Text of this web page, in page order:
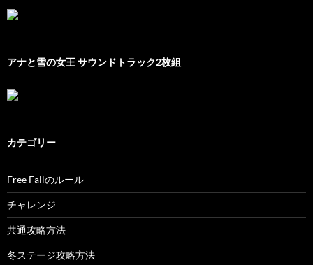
アナと雪の女王 サウンドトラック2枚組
カテゴリー
Free Fallのルール
チャレンジ
共通攻略方法
冬ステージ攻略方法